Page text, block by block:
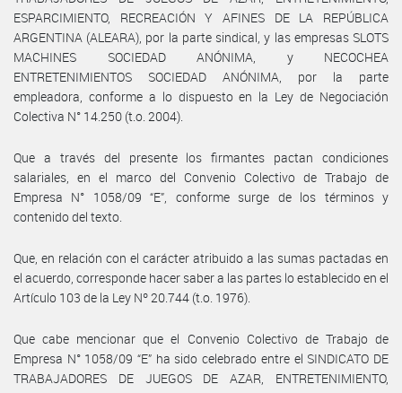
ESPARCIMIENTO, RECREACIÓN Y AFINES DE LA REPÚBLICA
ARGENTINA (ALEARA), por la parte sindical, y las empresas SLOTS
MACHINES SOCIEDAD ANÓNIMA, y NECOCHEA
ENTRETENIMIENTOS SOCIEDAD ANÓNIMA, por la parte
empleadora, conforme a lo dispuesto en la Ley de Negociación
Colectiva N° 14.250 (t.o. 2004).
Que a través del presente los firmantes pactan condiciones
salariales, en el marco del Convenio Colectivo de Trabajo de
Empresa N° 1058/09 “E”, conforme surge de los términos y
contenido del texto.
Que, en relación con el carácter atribuido a las sumas pactadas en
el acuerdo, corresponde hacer saber a las partes lo establecido en el
Artículo 103 de la Ley Nº 20.744 (t.o. 1976).
Que cabe mencionar que el Convenio Colectivo de Trabajo de
Empresa N° 1058/09 “E” ha sido celebrado entre el SINDICATO DE
TRABAJADORES DE JUEGOS DE AZAR, ENTRETENIMIENTO,